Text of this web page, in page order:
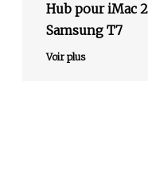
Hub pour iMac
Samsung T7
Voir plus